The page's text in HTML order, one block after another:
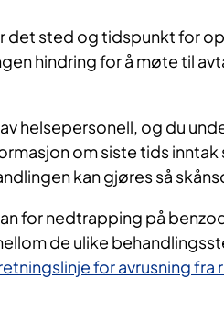
det sted og tidspunkt for
hindring for å møte til
helsepersonell, og du
om siste tids inntak
kan gjøres så
for nedtrapping på
de ulike
for avrusning fra